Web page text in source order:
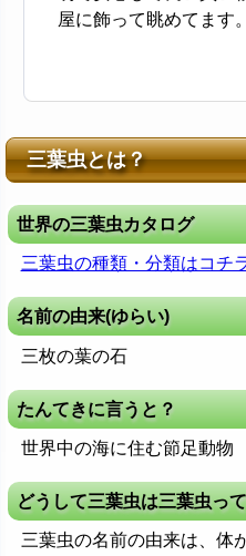
屋に飾って眺めてます。
三葉虫とは？
世界の三葉虫カタログ
三葉虫の種類・分類はコチ
名前の由来(ゆらい)
三枚の葉の石
たんてきに言うと？
世界中の海に住む節足動物
どうして三葉虫は三葉虫っ
三葉虫の名前の由来は、体